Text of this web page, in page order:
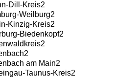
Dill-Kreis2
Weilburg2
Kinzig-Kreis2
Biedenkopf2
2
2
am Main2
Taunus-Kreis2